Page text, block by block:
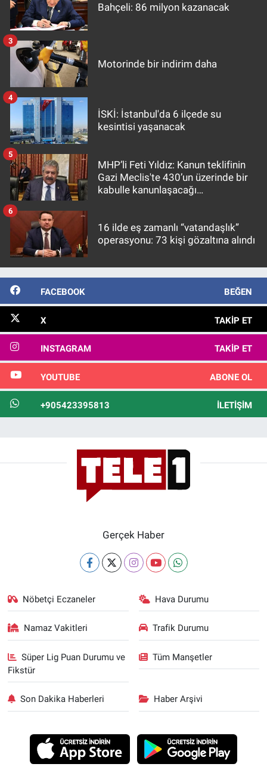
Bahçeli: 86 milyon kazanacak
Motorinde bir indirim daha
3
İSKİ: İstanbul'da 6 ilçede su
kesintisi yaşanacak
4
MHP’li Feti Yıldız: Kanun teklifinin
Gazi Meclis'te 430’un üzerinde bir
kabulle kanunlaşacağı
5
16 ilde eş zamanlı “vatandaşlık”
operasyonu: 73 kişi gözaltına alındı
6
FACEBOOK BEĞEN
X TAKIP ET
INSTAGRAM TAKIP ET
YOUTUBE ABONE OL
+905423395813 İLETIŞIM
Gerçek Haber
Nöbetçi Eczaneler Hava Durumu
Namaz Vakitleri Trafik Durumu
Süper Lig Puan Durumu ve
Fikstür
Tüm Manşetler
Son Dakika Haberleri Haber Arşivi